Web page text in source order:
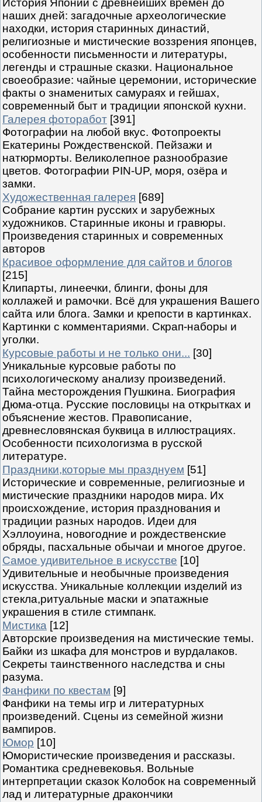
История Японии с древнейших времен до
наших дней: загадочные археологические
находки, история старинных династий,
религиозные и мистические воззрения японцев,
особенности письменности и литературы,
легенды и страшные сказки. Национальное
своеобразие: чайные церемонии, исторические
факты о знаменитых самураях и гейшах,
современный быт и традиции японской кухни.
Галерея фоторабот [391]
Фотографии на любой вкус. Фотопроекты
Екатерины Рождественской. Пейзажи и
натюрморты. Великолепное разнообразие
цветов. Фотографии PIN-UP, моря, озёра и
замки.
Художественная галерея [689]
Собрание картин русских и зарубежных
художников. Старинные иконы и гравюры.
Произведения старинных и современных
авторов
Красивое оформление для сайтов и блогов
[215]
Клипарты, линеечки, блинги, фоны для
коллажей и рамочки. Всё для украшения Вашего
сайта или блога. Замки и крепости в картинках.
Картинки с комментариями. Скрап-наборы и
уголки.
Курсовые работы и не только они... [30]
Уникальные курсовые работы по
психологическому анализу произведений.
Тайна месторождения Пушкина. Биография
Дюма-отца. Русские пословицы на открытках и
объяснение жестов. Правописание,
древнесловянская буквица в иллюстрациях.
Особенности психологизма в русской
литературе.
Праздники,которые мы празднуем [51]
Исторические и современные, религиозные и
мистические праздники народов мира. Их
происхождение, история празднования и
традиции разных народов. Идеи для
Хэллоуина, новогодние и рождественские
обряды, пасхальные обычаи и многое другое.
Самое удивительное в искусстве [10]
Удивительные и необычные произведения
искусства. Уникальные коллекции изделий из
стекла,ритуальные маски и эпатажные
украшения в стиле стимпанк.
Мистика [12]
Авторские произведения на мистические темы.
Байки из шкафа для монстров и вурдалаков.
Секреты таинственного наследства и сны
разума.
Фанфики по квестам [9]
Фанфики на темы игр и литературных
произведений. Сцены из семейной жизни
вампиров.
Юмор [10]
Юмористические произведения и рассказы.
Романтика средневековья. Вольные
интерпретации сказок Колобок на современный
лад и литературные дракончики